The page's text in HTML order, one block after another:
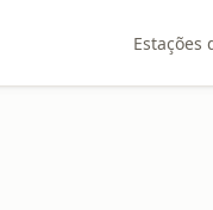
Estações